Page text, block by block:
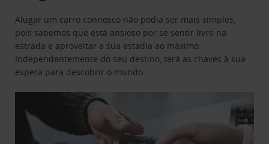
Alugar um carro connosco não podia ser mais simples,
pois sabemos que está ansioso por se sentir livre na
estrada e aproveitar a sua estadia ao máximo.
Independentemente do seu destino, terá as chaves à sua
espera para descobrir o mundo.